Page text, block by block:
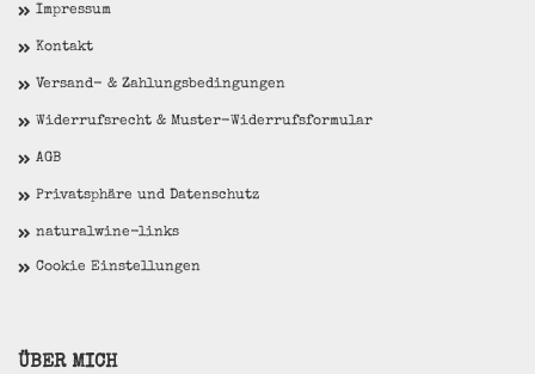
Impressum
Kontakt
Versand- & Zahlungsbedingungen
Widerrufsrecht & Muster-Widerrufsformular
AGB
Privatsphäre und Datenschutz
naturalwine-links
Cookie Einstellungen
ÜBER MICH